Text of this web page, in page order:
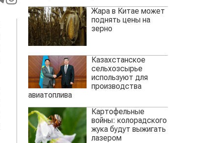
Жара в Китае может
поднять цены на
зерно
Казахстанское
сельхозсырье
используют для
производства
авиатоплива
Картофельные
войны: колорадского
жука будут выжигать
лазером